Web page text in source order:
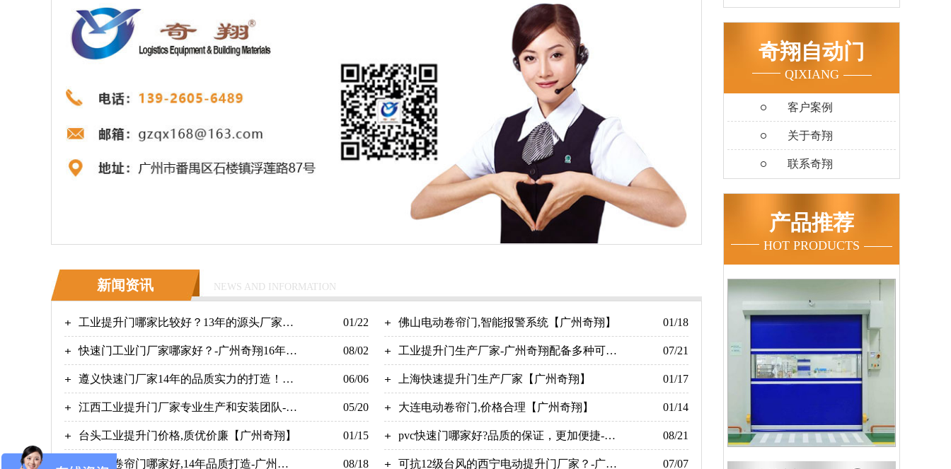
新闻资讯 NEWS AND INFORMATION
工业提升门哪家比较好？13年的源头厂家
【广州奇翔】
01/22 佛山电动卷帘门,智能报警系统【广州奇翔】 01/18
快速门工业门厂家哪家好？-广州奇翔16年行
业老品牌
08/02 工业提升门生产厂家-广州奇翔配备多种可选
择的操作
07/21
遵义快速门厂家14年的品质实力的打造！
【广州奇翔】
06/06 上海快速提升门生产厂家【广州奇翔】 01/17
江西工业提升门厂家专业生产和安装团队-广
州奇翔
05/20 大连电动卷帘门,价格合理【广州奇翔】 01/14
台头工业提升门价格,质优价廉【广州奇翔】 01/15 pvc快速门哪家好?品质的保证，更加便捷-广
州奇翔
08/21
快速门卷帘门哪家好,14年品质打造-广州奇 08/18 可抗12级台风的西宁电动提升门厂家？-广州 07/07
奇翔自动门
QIXIANG
客户案例
关于奇翔
联系奇翔
产品推荐
HOT PRODUCTS